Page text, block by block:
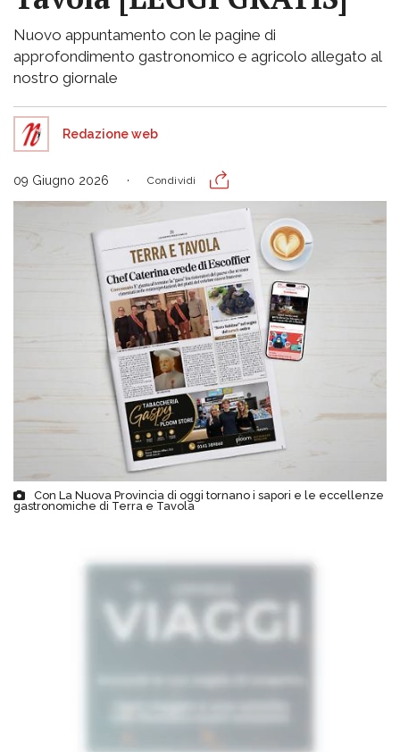
Nuovo appuntamento con le pagine di
approfondimento gastronomico e agricolo allegato al
nostro giornale
Redazione web
09 Giugno 2026 Condividi
Con La Nuova Provincia di oggi tornano i sapori e le eccellenze
gastronomiche di Terra e Tavola